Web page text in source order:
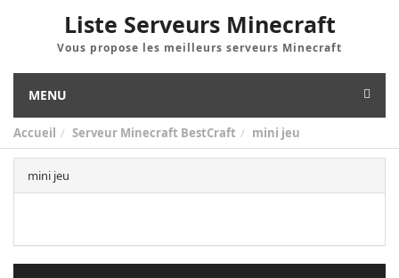
Liste Serveurs Minecraft
Vous propose les meilleurs serveurs Minecraft
MENU
Accueil Serveur Minecraft BestCraft mini jeu
mini jeu